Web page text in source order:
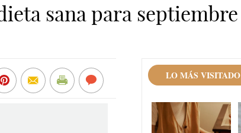
sana para septiembre
LO MÁS VISITADO